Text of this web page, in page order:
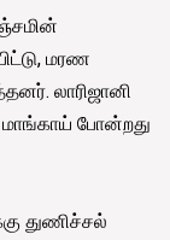
மரண
லாரிஜானி
மாங்காய் போன்றது
துணிச்சல்